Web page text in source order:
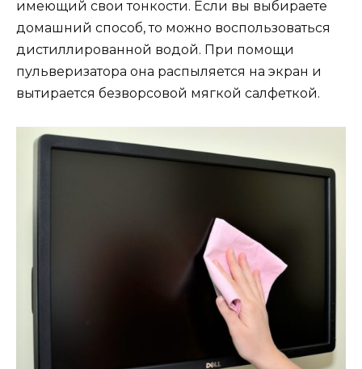
имеющий свои тонкости. Если вы выбираете
домашний способ, то можно воспользоваться
дистиллированной водой. При помощи
пульверизатора она распыляется на экран и
вытирается безворсовой мягкой салфеткой.